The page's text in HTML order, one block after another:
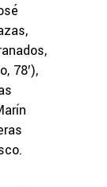
78′),